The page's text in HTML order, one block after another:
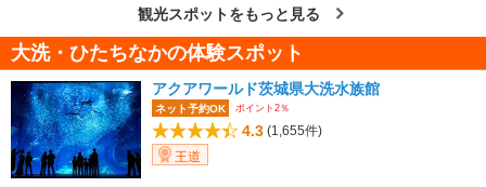
観光スポットをもっと見る
大洗・ひたちなかの体験スポット
アクアワールド茨城県大洗水族館
ネット予約OK ポイント2％
4.3 (1,655件)
王道